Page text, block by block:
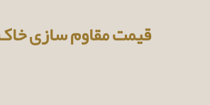
قیمت مقاوم سازی